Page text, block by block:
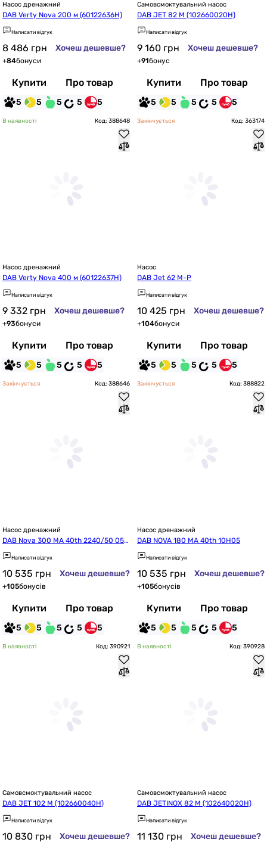
Насос дренажний
DAB Verty Nova 200 м (60122636H)
Написати відгук
8 486 грн Хочеш дешевше?
+84бонуси
Купити Про товар
5 5 5 5 5
Самовсмоктувальний насос
DAB JET 82 M (102660020H)
Написати відгук
9 160 грн Хочеш дешевше?
+91бонус
Купити Про товар
5 5 5 5 5
В наявності Код: 388648
Насос дренажний
DAB Verty Nova 400 м (60122637H)
Написати відгук
9 332 грн Хочеш дешевше?
+93бонуси
Купити Про товар
5 5 5 5 5
Закінчується Код: 363174
Насос
DAB Jet 62 M-P
Написати відгук
10 425 грн Хочеш дешевше?
+104бонуси
Купити Про товар
5 5 5 5 5
Закінчується Код: 388646
Насос дренажний
DAB Nova 300 MA 40th 2240/50 05H
05
Написати відгук
10 535 грн Хочеш дешевше?
+105бонусів
Купити Про товар
5 5 5 5 5
Закінчується Код: 388822
Насос дренажний
DAB NOVA 180 MA 40th 10H05
Написати відгук
10 535 грн Хочеш дешевше?
+105бонусів
Купити Про товар
5 5 5 5 5
В наявності Код: 390921
Самовсмоктувальний насос
DAB JET 102 M (102660040H)
Написати відгук
10 830 грн Хочеш дешевше?
В наявності Код: 390928
Самовсмоктувальний насос
DAB JETINOX 82 M (102640020H)
Написати відгук
11 130 грн Хочеш дешевше?